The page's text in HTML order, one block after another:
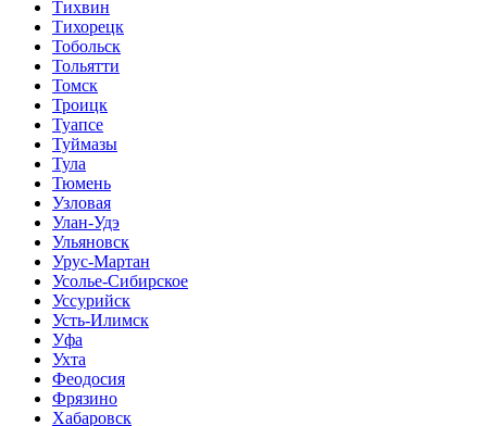
Тихвин
Тихорецк
Тобольск
Тольятти
Томск
Троицк
Туапсе
Туймазы
Тула
Тюмень
Узловая
Улан-Удэ
Ульяновск
Урус-Мартан
Усолье-Сибирское
Уссурийск
Усть-Илимск
Уфа
Ухта
Феодосия
Фрязино
Хабаровск